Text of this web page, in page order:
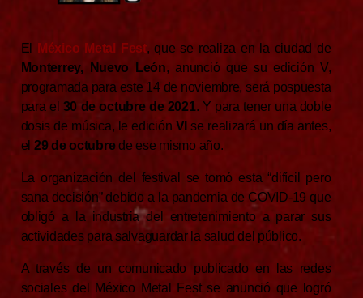
El México Metal Fest, que se realiza en la ciudad de
Monterrey, Nuevo León, anunció que su edición V,
programada para este 14 de noviembre, será pospuesta
para el 30 de octubre de 2021. Y para tener una doble
dosis de música, le edición VI se realizará un día antes,
el 29 de octubre de ese mismo año.
La organización del festival se tomó esta “difícil pero
sana decisión” debido a la pandemia de COVID-19 que
obligó a la industria del entretenimiento a parar sus
actividades para salvaguardar la salud del público.
A través de un comunicado publicado en las redes
sociales del México Metal Fest se anunció que logró